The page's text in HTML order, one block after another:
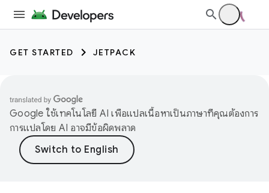
GET STARTED JETPACK
Google ใช้เทคโนโลยี AI เพื่อแปลเนื้อหาเป็นภาษาที่คุณต้องการ
การแปลโดย AI อาจมีข้อผิดพลาด